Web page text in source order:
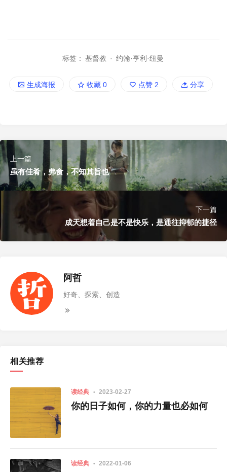
标签： 基督教 · 约翰·亨利·纽曼
生成海报 收藏 0 点赞 2 分享
上一篇
虽有佳肴，弗食，不知其旨也
下一篇
成天想着自己是不是快乐，是通往抑郁的捷径
阿哲
好奇、探索、创造
相关推荐
读经典 2023-02-27
你的日子如何，你的力量也必如何
读经典 2022-01-06